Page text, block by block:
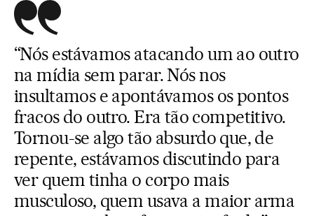
“Nós estávamos atacando um ao outro
na mídia sem parar. Nós nos
insultamos e apontávamos os pontos
fracos do outro. Era tão competitivo.
Tornou-se algo tão absurdo que, de
repente, estávamos discutindo para
ver quem tinha o corpo mais
musculoso, quem usava a maior arma